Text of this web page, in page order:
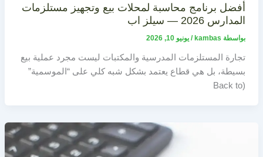
أفضل برنامج محاسبة لمحلات بيع وتجهيز مستلزمات
المدارس 2026 — سيلز اب
بواسطة kambas
/ يونيو 10, 2026
تجارة المستلزمات المدرسية والمكتبات ليست مجرد عملية بيع
بسيطة، بل هي قطاع يعتمد بشكل شبه كلي على “الموسمية”
(Back to